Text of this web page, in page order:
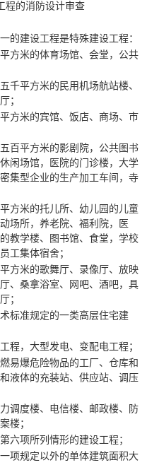
程的消防设计审查
的建设工程是特殊建设工程：
方米的体育场馆、会堂，公共
千平方米的民用机场航站楼、
；
方米的宾馆、饭店、商场、市
百平方米的影剧院，公共图书
闲场馆，医院的门诊楼，大学
集型企业的生产加工车间，寺
方米的托儿所、幼儿园的儿童
场所，养老院、福利院，医
教学楼、图书馆、食堂，学校
工集体宿舍；
方米的歌舞厅、录像厅、放映
、桑拿浴室、网吧、酒吧，具
；
标准规定的一类高层住宅建
程，大型发电、变配电工程；
易爆危险物品的工厂、仓库和
液体的充装站、供应站、调压
调度楼、电信楼、邮政楼、防
楼；
六项所列情形的建设工程；
项规定以外的单体建筑面积大